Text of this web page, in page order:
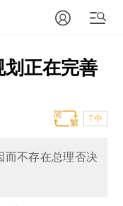
正在完善
T中
而不存在总理否决